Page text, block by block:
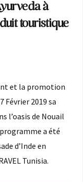
à
touristique
et la promotion
Février 2019 sa
l’oasis de Nouail
programme a été
d’Inde en
Tunisia.